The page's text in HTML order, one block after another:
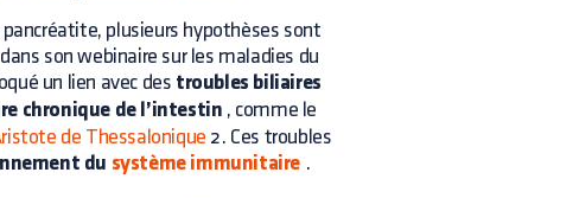
plusieurs hypothèses sont
son webinaire sur les maladies du
un lien avec des troubles biliaires
chronique de l’intestin , comme le
de Thessalonique 2. Ces troubles
du système immunitaire .